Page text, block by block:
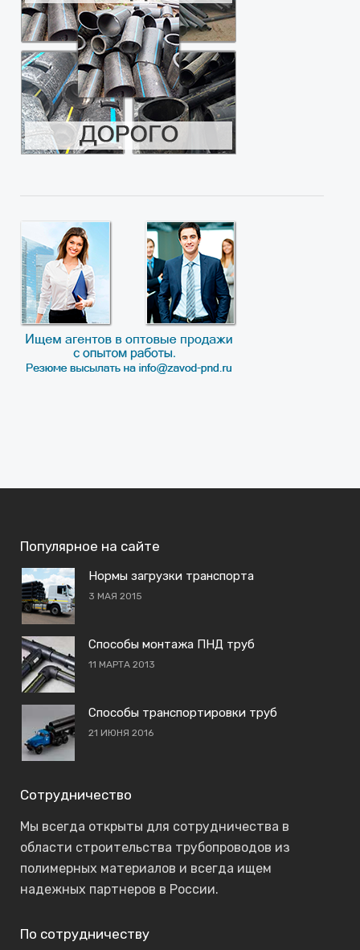
Популярное на сайте
Нормы загрузки транспорта
3 МАЯ 2015
Способы монтажа ПНД труб
11 МАРТА 2013
Способы транспортировки труб
21 ИЮНЯ 2016
Сотрудничество
Мы всегда открыты для сотрудничества в
области строительства трубопроводов из
полимерных материалов и всегда ищем
надежных партнеров в России.
По сотрудничеству